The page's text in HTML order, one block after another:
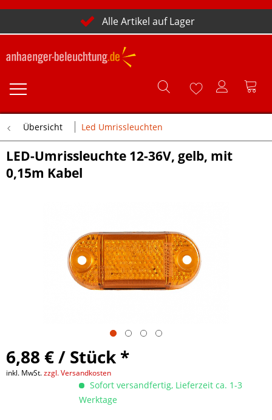
Alle Artikel auf Lager
Übersicht Led Umrissleuchten
LED-Umrissleuchte 12-36V, gelb, mit
0,15m Kabel
6,88 € / Stück *
inkl. MwSt.zzgl. Versandkosten
Sofort versandfertig, Lieferzeit ca. 1-3
Werktage